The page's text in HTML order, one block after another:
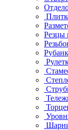
Резцы